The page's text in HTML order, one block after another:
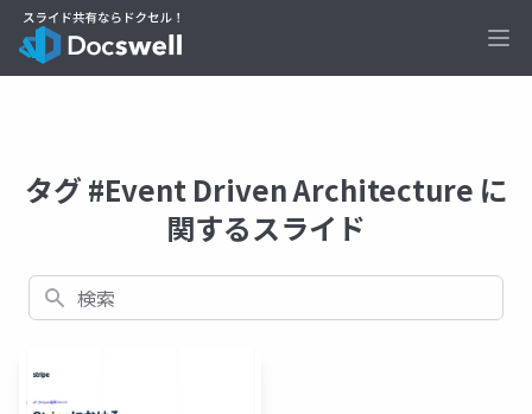
タグ #Event Driven Architecture に
関するスライド
検索